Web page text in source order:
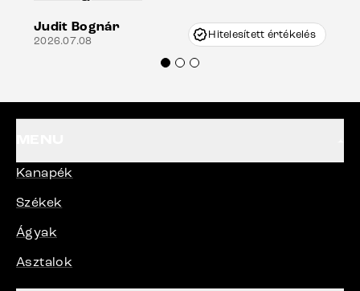
nagyon korrekten jártak el az ügyemben.
Mindenkinek ajánlani tudom a Delife
Judit Bognár
2026.07.08 Hitelesített értékelés
Kanapék
Székek
Ágyak
Asztalok